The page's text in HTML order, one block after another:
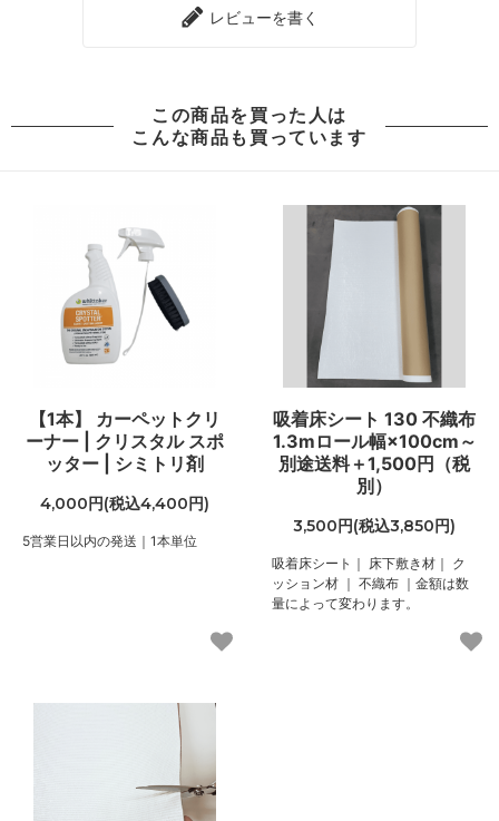
レビューを書く
この商品を買った人は
こんな商品も買っています
【1本】 カーペットクリ
ーナー | クリスタル スポ
ッター | シミトリ剤
4,000円(税込4,400円)
5営業日以内の発送｜1本単位
吸着床シート 130 不織布
1.3mロール幅×100cm～
別途送料＋1,500円（税
別）
3,500円(税込3,850円)
吸着床シート｜ 床下敷き材｜ ク
ッション材 ｜ 不織布 ｜金額は数
量によって変わります。